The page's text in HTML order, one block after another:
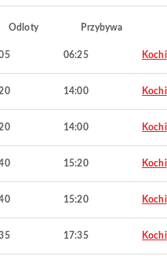
Odloty Przybywa
06:25 Kochi
14:00 Kochi
14:00 Kochi
15:20 Kochi
15:20 Kochi
17:35 Kochi